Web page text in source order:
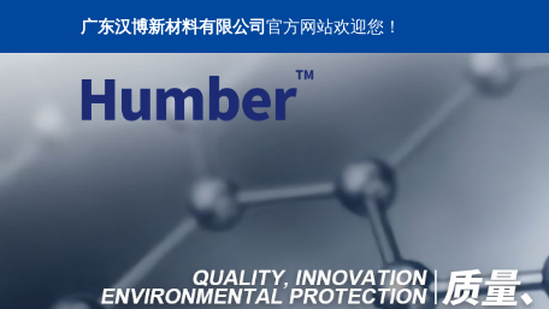
广东汉博新材料有限公司官方网站欢迎您！